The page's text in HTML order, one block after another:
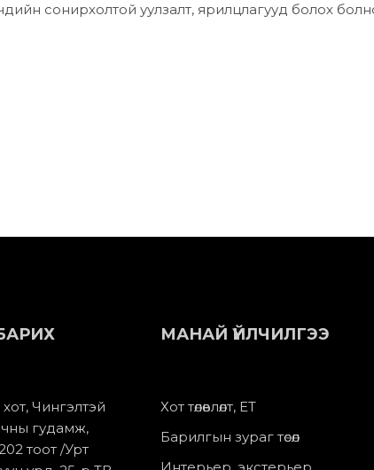
сонирхолтой уулзалт, ярилцлагууд болох
Чингэлтэй
гудамж,
тоот /Урт
МАНАЙ ҮЙЛЧИЛГЭЭ
Хот төлөвлөлт, ЕТ
Барилгын зураг төсөл